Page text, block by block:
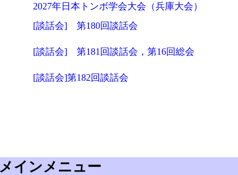
2027年日本トンボ学会大会（兵庫大会）
[談話会] 第180回談話会
[談話会] 第181回談話会，第16回総会
[談話会]第182回談話会
メインメニュー